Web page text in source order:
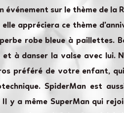
événement sur le thème de la
appréciera ce thème
robe bleue à paillettes.
et à danser la valse avec lui.
préféré de votre enfant,
SpiderMan est
Il y a même SuperMan qui